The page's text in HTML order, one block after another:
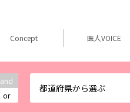
and
or
都道府県から選ぶ
Concept 医人VOICE